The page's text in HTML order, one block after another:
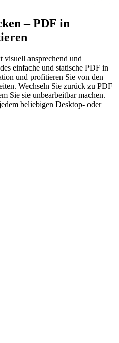
– PDF in
visuell ansprechend und
einfache und statische PDF in
und profitieren Sie von den
Wechseln Sie zurück zu PDF
Sie sie unbearbeitbar machen.
beliebigen Desktop- oder